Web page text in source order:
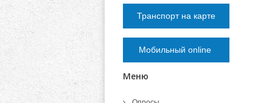
Транспорт на карте
Мобильный online
Меню